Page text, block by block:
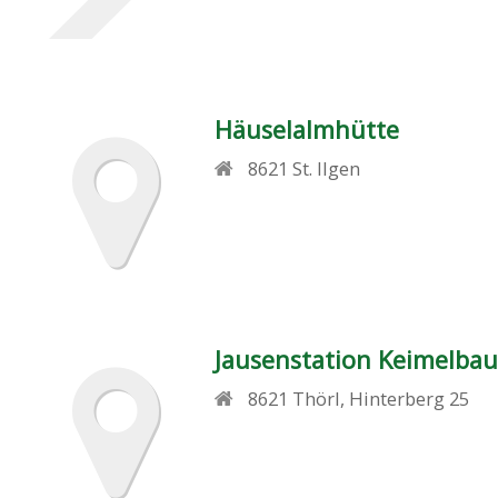
Häuselalmhütte
8621 St. Ilgen
Jausenstation
8621 Thörl, Hinterberg 25